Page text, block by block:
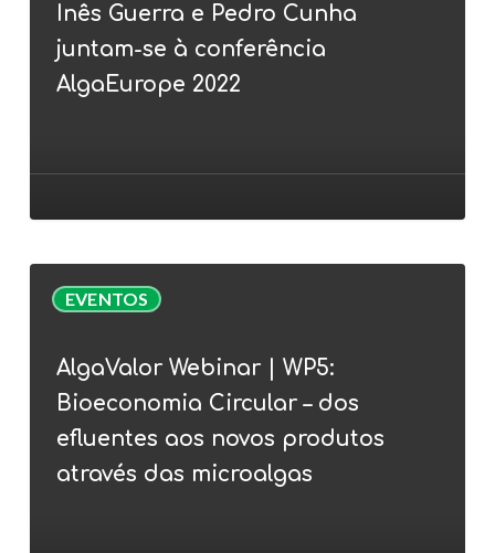
Pedro
Cunha
juntam-
conferência
AlgaEurope
Inês Guerra e Pedro Cunha
juntam-se à conferência
AlgaEurope 2022
EVENTOS
Webinar
WP5:
Bioeconomia
Circular
AlgaValor Webinar | WP5:
Bioeconomia Circular – dos
efluentes aos novos produtos
através das microalgas